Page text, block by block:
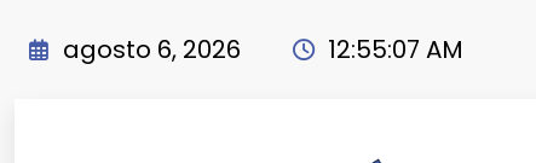
para
agosto 6, 2026 12:55:09 AM